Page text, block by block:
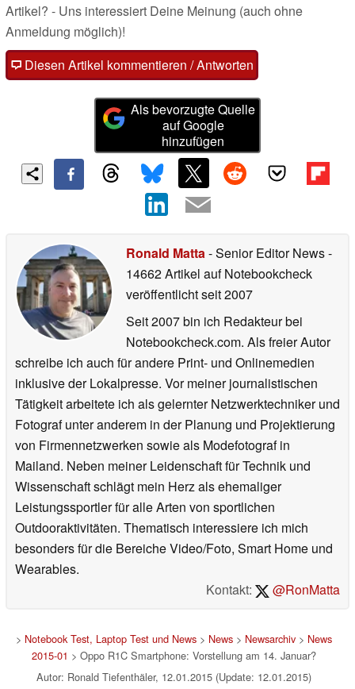
Artikel? - Uns interessiert Deine Meinung (auch ohne
Anmeldung möglich)!
Diesen Artikel kommentieren / Antworten
Als bevorzugte Quelle
auf Google
hinzufügen
Ronald Matta- Senior Editor News-
14662 Artikel auf Notebookcheck
veröffentlichtseit 2007
Seit 2007 bin ich Redakteur bei
Notebookcheck.com. Als freier Autor
schreibe ich auch für andere Print- und Onlinemedien
inklusive der Lokalpresse. Vor meiner journalistischen
Tätigkeit arbeitete ich als gelernter Netzwerktechniker und
Fotograf unter anderem in der Planung und Projektierung
von Firmennetzwerken sowie als Modefotograf in
Mailand. Neben meiner Leidenschaft für Technik und
Wissenschaft schlägt mein Herz als ehemaliger
Leistungssportler für alle Arten von sportlichen
Outdooraktivitäten. Thematisch interessiere ich mich
besonders für die Bereiche Video/Foto, Smart Home und
Wearables.
Kontakt:
@RonMatta
> Notebook Test, Laptop Test und News> News> Newsarchiv> News
2015-01 > Oppo R1C Smartphone: Vorstellung am 14. Januar?
Autor: Ronald Tiefenthäler, 12.01.2015 (Update: 12.01.2015)